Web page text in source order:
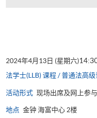
2024年4月13日 (星期六)
法学士(LLB) 课程 / 普通法高
活动形式 现场出席及网上参与
地点 金钟 海富中心 2楼